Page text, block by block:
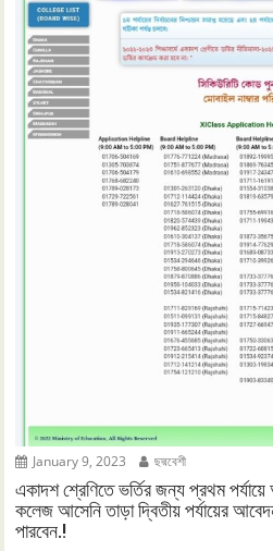
January 9, 2023 ছদ্মবেশী
একাদশ শ্রেণিতে ভর্তির জন্য প্রথম
কলেজ আসেনি তাড়া দ্বিতীয় পর্যায়ের
পারবেন.!